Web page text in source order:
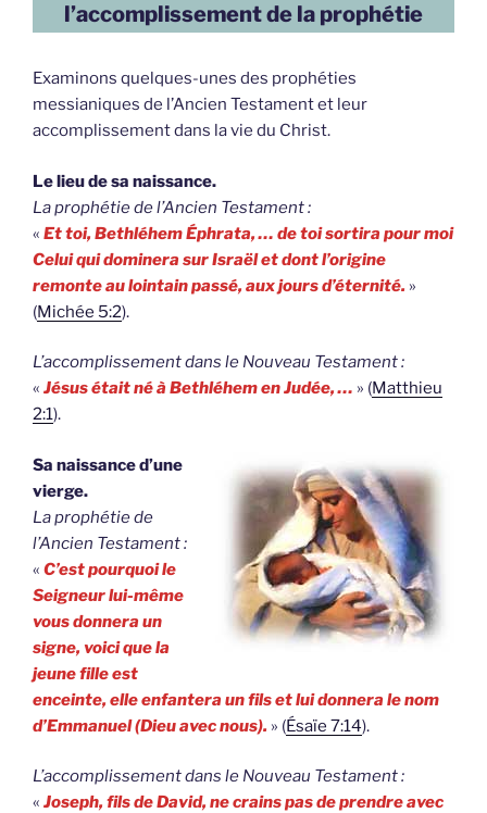
l’accomplissement de la prophétie
Examinons quelques-unes des prophéties
messianiques de l’Ancien Testament et leur
accomplissement dans la vie du Christ.
Le lieu de sa naissance.
La prophétie de l’Ancien Testament :
« Et toi, Bethléhem Éphrata, … de toi sortira pour moi
Celui qui dominera sur Israël et dont l’origine
remonte au lointain passé, aux jours d’éternité. »
(Michée 5:2).
L’accomplissement dans le Nouveau Testament :
« Jésus était né à Bethléhem en Judée, … » (Matthieu
2:1).
Sa naissance d’une
vierge.
La prophétie de
l’Ancien Testament :
« C’est pourquoi le
Seigneur lui-même
vous donnera un
signe, voici que la
jeune fille est
enceinte, elle enfantera un fils et lui donnera le nom
d’Emmanuel (Dieu avec nous). » (Ésaïe 7:14).
L’accomplissement dans le Nouveau Testament :
« Joseph, fils de David, ne crains pas de prendre avec